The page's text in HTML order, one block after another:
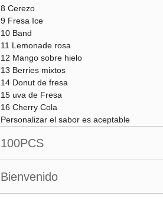
8 Cerezo
9 Fresa Ice
10 Band
11 Lemonade rosa
12 Mango sobre hielo
13 Berries mixtos
14 Donut de fresa
15 uva de Fresa
16 Cherry Cola
Personalizar el sabor es aceptable
100PCS
Bienvenido